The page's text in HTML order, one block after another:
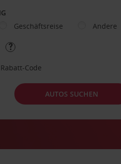
Geschäftsreise Andere
Code
AUTOS SUCHEN